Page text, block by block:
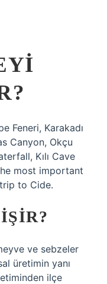
Feneri, Karakadı
Canyon, Okçu
Kılı Cave
most important
to Cide.
ve sebzeler
üretimin yanı
ilçe